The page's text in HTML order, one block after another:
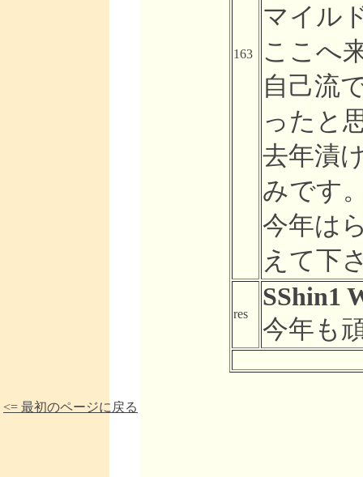
163
マイル
ここへ
自己流
ったと
去年漬
みです
今年は
えて下
res
SShin1
今年も
<= 最初のページに戻る